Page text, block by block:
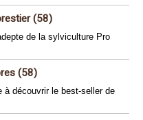
(58)
de la sylviculture Pro
(58)
à découvrir le best-seller de